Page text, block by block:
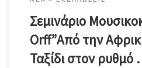
Σεμινάριο
Orff”Από την
Ταξίδι στον ρυθμό